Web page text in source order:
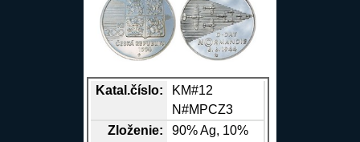
Katal.číslo:
KM#12
N#MPCZ3
Zloženie:
90%Ag, 10%